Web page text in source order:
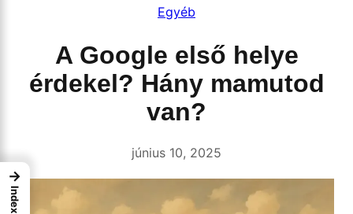
Egyéb
A Google első helye
érdekel? Hány mamutod
van?
június 10, 2025
→
Index